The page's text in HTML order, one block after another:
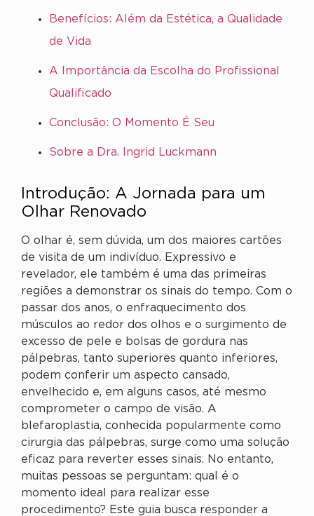
Benefícios: Além da Estética, a Qualidade
de Vida
A Importância da Escolha do Profissional
Qualificado
Conclusão: O Momento É Seu
Sobre a Dra. Ingrid Luckmann
Introdução: A Jornada para um
Olhar Renovado
O olhar é, sem dúvida, um dos maiores cartões
de visita de um indivíduo. Expressivo e
revelador, ele também é uma das primeiras
regiões a demonstrar os sinais do tempo. Com o
passar dos anos, o enfraquecimento dos
músculos ao redor dos olhos e o surgimento de
excesso de pele e bolsas de gordura nas
pálpebras, tanto superiores quanto inferiores,
podem conferir um aspecto cansado,
envelhecido e, em alguns casos, até mesmo
comprometer o campo de visão. A
blefaroplastia, conhecida popularmente como
cirurgia das pálpebras, surge como uma solução
eficaz para reverter esses sinais. No entanto,
muitas pessoas se perguntam: qual é o
momento ideal para realizar esse
procedimento? Este guia busca responder a